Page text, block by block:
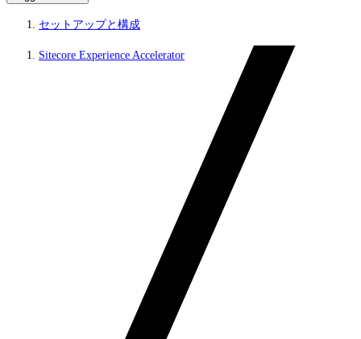
セットアップと構成
Sitecore Experience Accelerator